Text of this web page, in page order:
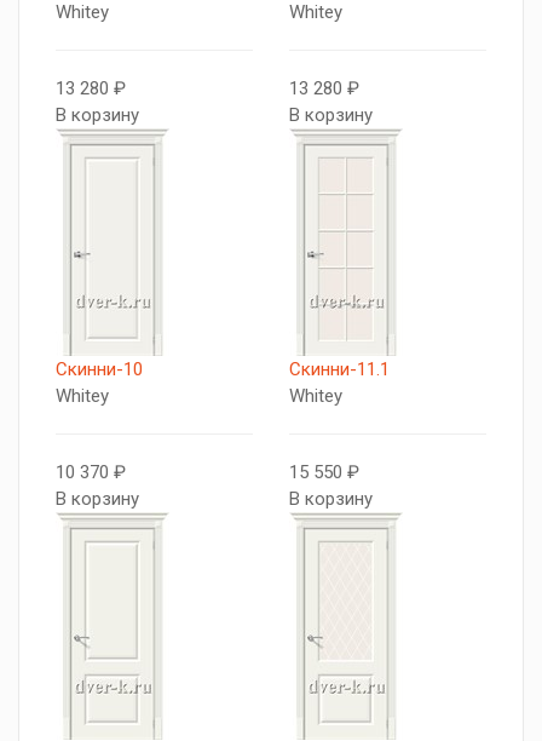
Whitey
13 280 ₽
В корзину
Whitey
13 280 ₽
В корзину
Скинни-10
Whitey
10 370 ₽
В корзину
Скинни-11.1
Whitey
15 550 ₽
В корзину